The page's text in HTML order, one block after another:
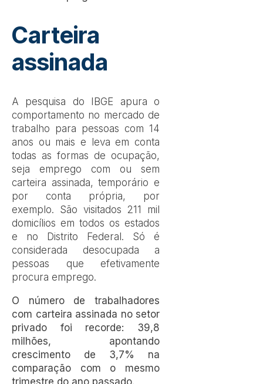
Carteira
assinada
A pesquisa do IBGE apura o
comportamento no mercado de
trabalho para pessoas com 14
anos ou mais e leva em conta
todas as formas de ocupação,
seja emprego com ou sem
carteira assinada, temporário e
por conta própria, por
exemplo. São visitados 211 mil
domicílios em todos os estados
e no Distrito Federal. Só é
considerada desocupada a
pessoas que efetivamente
procura emprego.
O número de trabalhadores
com carteira assinada no setor
privado foi recorde: 39,8
milhões, apontando
crescimento de 3,7% na
comparação com o mesmo
trimestre do ano passado.